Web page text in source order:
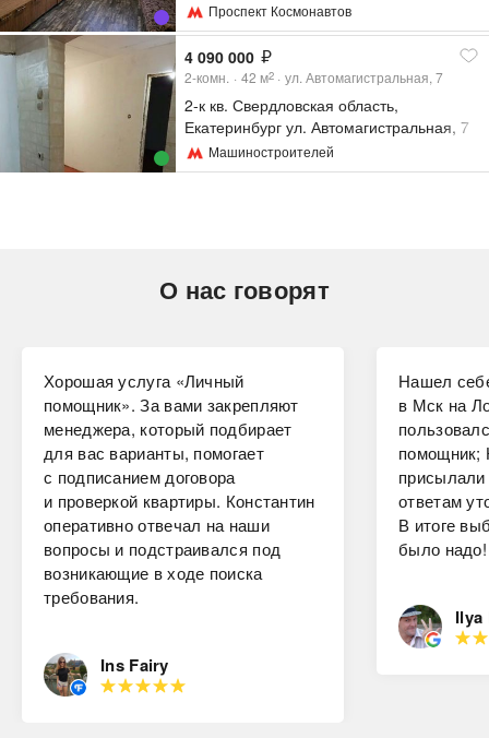
Проспект Космонавтов
4 090 000
2-комн. 42 м2 ул. Автомагистральная, 7
2-к кв. Свердловская область,
Екатеринбург ул. Автомагистральная, 7
(42.9 м²)
Машиностроителей
О нас говорят
Хорошая услуга «Личный
помощник». За вами закрепляют
менеджера, который подбирает
для вас варианты, помогает
с подписанием договора
и проверкой квартиры. Константин
оперативно отвечал на наши
вопросы и подстраивался под
возникающие в ходе поиска
требования.
Ins Fairy
Нашел
в Мск на
помощник;
ответам
В итоге
было надо!
Ilya